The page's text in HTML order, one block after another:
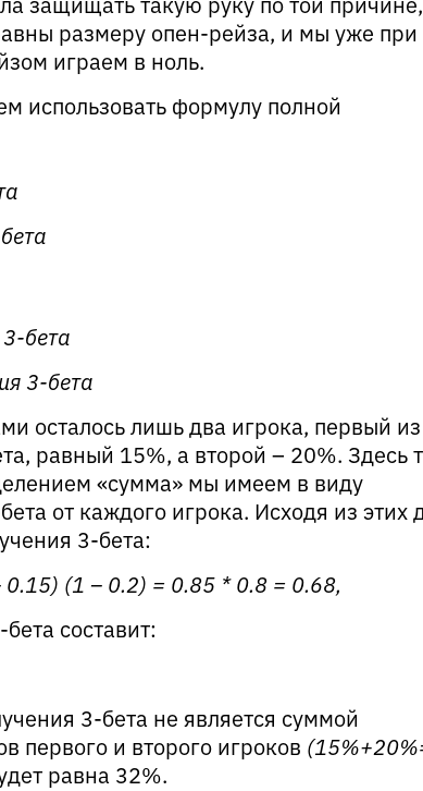
размеру опен-рейза, и мы уже при
играем в ноль.
использовать формулу полной
бета
3-бета
осталось лишь два игрока, первый из
равный 15%, а второй – 20%. Здесь
«сумма» мы имеем в виду
от каждого игрока. Исходя из этих
3-бета:
(1 – 0.2) = 0.85 * 0.8 = 0.68,
составит:
3-бета не является суммой
первого и второго игроков
равна 32%.